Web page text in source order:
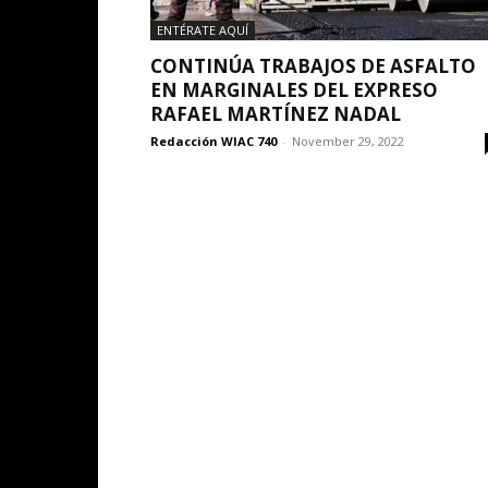
ENTÉRATE AQUÍ
CONTINÚA TRABAJOS DE ASFALTO
EN MARGINALES DEL EXPRESO
RAFAEL MARTÍNEZ NADAL
Redacción WIAC 740 - November 29, 2022